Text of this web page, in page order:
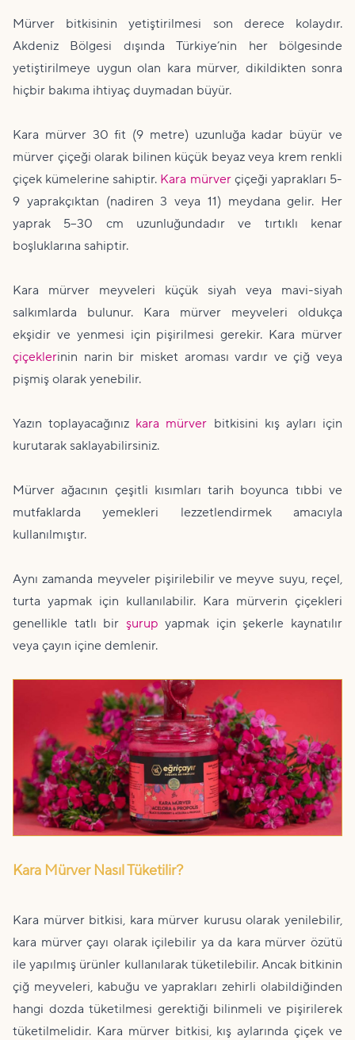
Mürver bitkisinin yetiştirilmesi son derece kolaydır.
Akdeniz Bölgesi dışında Türkiye’nin her bölgesinde
yetiştirilmeye uygun olan kara mürver, dikildikten sonra
hiçbir bakıma ihtiyaç duymadan büyür.
Kara mürver 30 fit (9 metre) uzunluğa kadar büyür ve
mürver çiçeği olarak bilinen küçük beyaz veya krem renkli
çiçek kümelerine sahiptir. Kara mürverçiçeği yaprakları 5-
9 yaprakçıktan (nadiren 3 veya 11) meydana gelir. Her
yaprak 5–30 cm uzunluğundadır ve tırtıklı kenar
boşluklarına sahiptir.
Kara mürver meyveleri küçük siyah veya mavi-siyah
salkımlarda bulunur. Kara mürver meyveleri oldukça
ekşidir ve yenmesi için pişirilmesi gerekir. Kara mürver
çiçeklerinin narin bir misket aroması vardır ve çiğ veya
pişmiş olarak yenebilir.
Yazın toplayacağınız kara mürver bitkisini kış ayları için
kurutarak saklayabilirsiniz.
Mürver ağacının çeşitli kısımları tarih boyunca tıbbi ve
mutfaklarda yemekleri lezzetlendirmek amacıyla
kullanılmıştır.
Aynı zamanda meyveler pişirilebilir ve meyve suyu, reçel,
turta yapmak için kullanılabilir. Kara mürverin çiçekleri
genellikle tatlı bir şurup yapmak için şekerle kaynatılır
veya çayın içine demlenir.
Kara Mürver Nasıl Tüketilir?
Kara mürver bitkisi, kara mürver kurusu olarak yenilebilir,
kara mürver çayı olarak içilebilir ya da kara mürver özütü
ile yapılmış ürünler kullanılarak tüketilebilir. Ancak bitkinin
çiğ meyveleri, kabuğu ve yaprakları zehirli olabildiğinden
hangi dozda tüketilmesi gerektiği bilinmeli ve pişirilerek
tüketilmelidir. Kara mürver bitkisi, kış aylarında çiçek ve